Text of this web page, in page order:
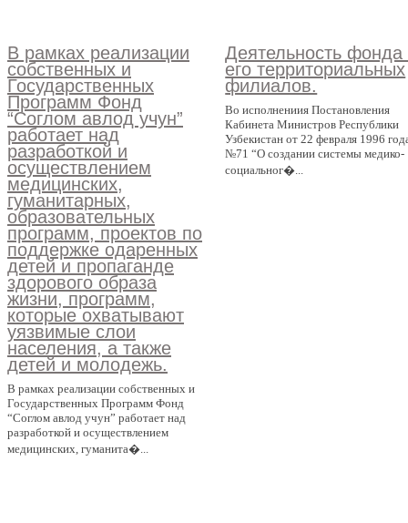
В рамках реализации
собственных и
Государственных
Программ Фонд
“Соглом авлод учун”
работает над
разработкой и
осуществлением
медицинских,
гуманитарных,
образовательных
программ, проектов по
поддержке одаренных
детей и пропаганде
здорового образа
жизни, программ,
которые охватывают
уязвимые слои
населения, а также
детей и молодежь.
В рамках реализации собственных и
Государственных Программ Фонд
“Соглом авлод учун” работает над
разработкой и осуществлением
медицинских, гуманита�...
Деятельность фонда
его территориальных
филиалов.
Во исполнениия Постановления
Кабинета Министров Республики
Узбекистан от 22 февраля 1996
№71 “О создании системы медико-
социальног�...